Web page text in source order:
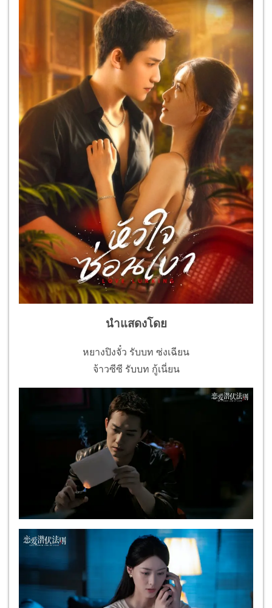
นำแสดงโดย
หยางปิงจั๋ว รับบท ซ่งเฉียน
จ้าวซีซี รับบท กู้เนี่ยน